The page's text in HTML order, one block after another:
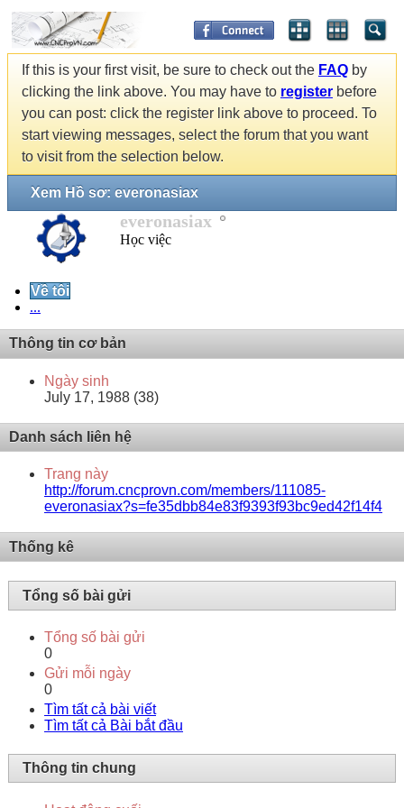
If this is your first visit, be sure to check out the FAQ by
clicking the link above. You may have to register before
you can post: click the register link above to proceed. To
start viewing messages, select the forum that you want
to visit from the selection below.
Xem Hồ sơ: everonasiax
everonasiax
Học việc
Về tôi
...
Thông tin cơ bản
Ngày sinh
July 17, 1988 (38)
Danh sách liên hệ
Trang này
http://forum.cncprovn.com/members/111085-
everonasiax?s=fe35dbb84e83f9393f93bc9ed42f14f4
Thống kê
Tổng số bài gửi
Tổng số bài gửi
0
Gửi mỗi ngày
0
Tìm tất cả bài viết
Tìm tất cả Bài bắt đầu
Thông tin chung